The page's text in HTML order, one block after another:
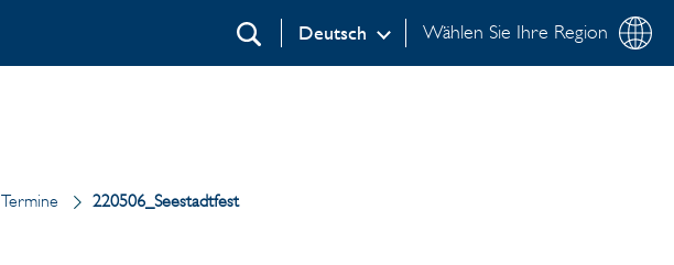
Wählen Sie Ihre Region
Deutsch
Suchen
Termine 220506_Seestadtfest